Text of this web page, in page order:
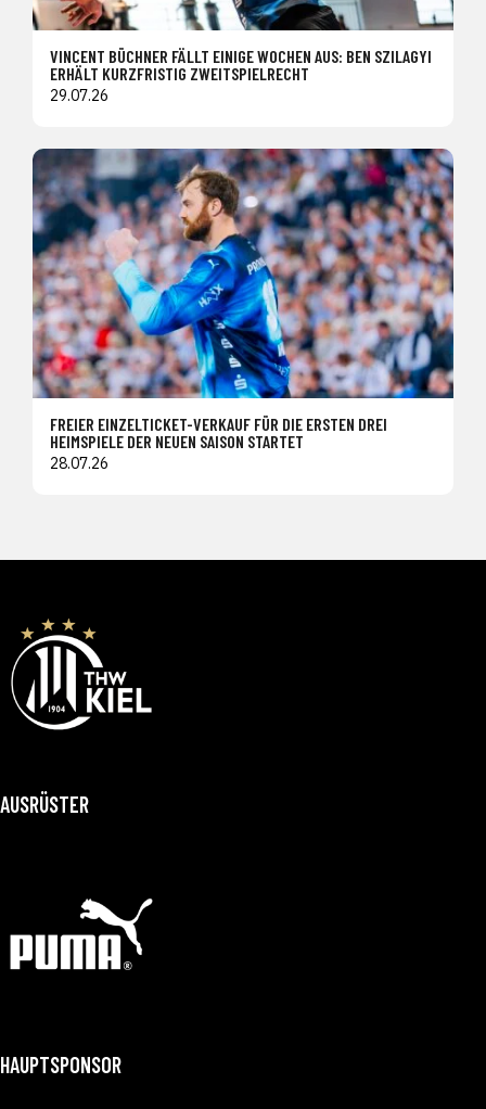
VINCENT BÜCHNER FÄLLT EINIGE WOCHEN AUS: BEN SZILAGYI
ERHÄLT KURZFRISTIG ZWEITSPIELRECHT
29.07.26
FREIER EINZELTICKET-VERKAUF FÜR DIE ERSTEN DREI
HEIMSPIELE DER NEUEN SAISON STARTET
28.07.26
AUSRÜSTER
HAUPTSPONSOR